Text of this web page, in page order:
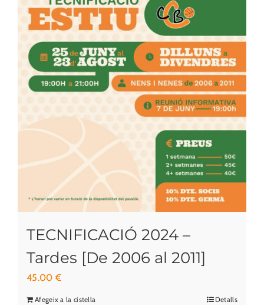
TECNIFICACIÓ 2024 –
Tardes [De 2006 al 2011]
45.00€
Afegeix a la cistella Detalls